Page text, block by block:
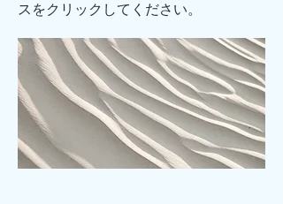
スをクリックしてください。